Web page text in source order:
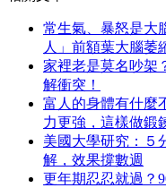
常生氣、暴怒是大
人」前額葉大腦萎
家裡老是莫名吵架
解衝突！
富人的身體有什麼
力更強，這樣做鍛
美國大學研究：５
解，效果撐數週
更年期忍忍就過？